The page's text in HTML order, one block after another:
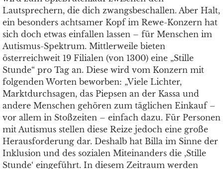
Lautsprechern, die dich zwangsbeschallen. Aber Halt,
ein besonders achtsamer Kopf im Rewe-Konzern hat
sich doch etwas einfallen lassen – für Menschen im
Autismus-Spektrum. Mittlerweile bieten
österreichweit 19 Filialen (von 1300) eine „Stille
Stunde“ pro Tag an. Diese wird vom Konzern mit
folgenden Worten beworben: „Viele Lichter,
Marktdurchsagen, das Piepsen an der Kassa und
andere Menschen gehören zum täglichen Einkauf –
vor allem in Stoßzeiten – einfach dazu. Für Personen
mit Autismus stellen diese Reize jedoch eine große
Herausforderung dar. Deshalb hat Billa im Sinne der
Inklusion und des sozialen Miteinanders die ,Stille
Stunde‘ eingeführt. In diesem Zeitraum werden